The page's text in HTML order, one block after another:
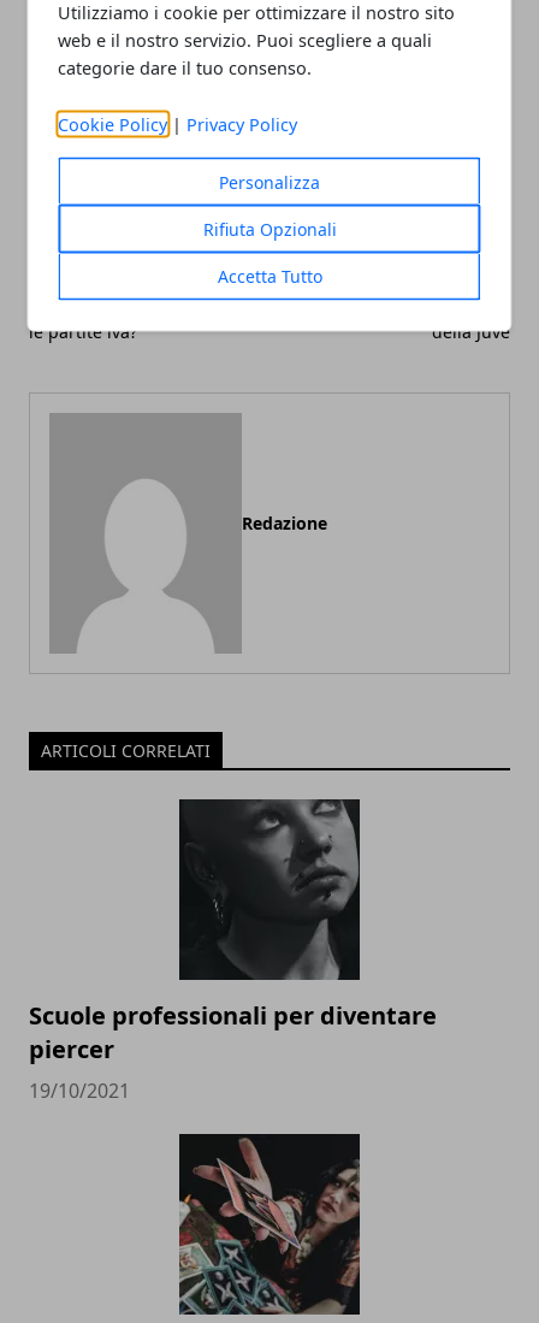
Utilizziamo i cookie per ottimizzare il nostro sito
web e il nostro servizio. Puoi scegliere a quali
categorie dare il tuo consenso.
Cookie Policy | Privacy Policy
Personalizza
Rifiuta Opzionali
Accetta Tutto
Facebook
TwitterWhatsapp
Articolo Precedente
Internet per professionisti
e aziende, quale scelta per
le partite iva?
Articolo Successivo
Da Sarri e Pirlo ad Allegri:
così è cambiato il volto
della Juve
Redazione
ARTICOLI CORRELATI
Scuole professionali per diventare
piercer
19/10/2021